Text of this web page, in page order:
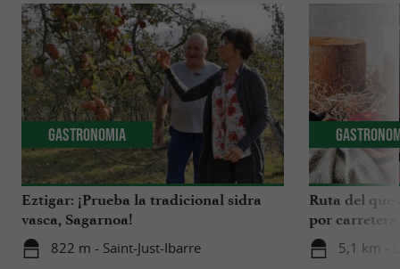
Eztigar: ¡Prueba la tradicional sidra
vasca, Sagarnoa!
822 m - Saint-Just-Ibarre
Gastronomia
Ruta del
por carretera
Iraty
5,1 km -